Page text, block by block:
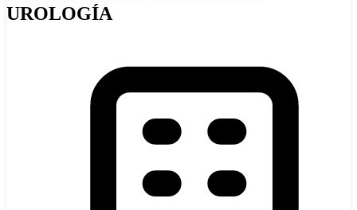
UROLOGÍA